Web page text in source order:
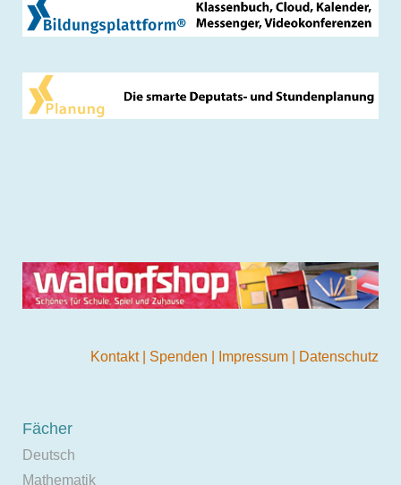
Kontakt Spenden Impressum Datenschutz
Fächer
Deutsch
Mathematik